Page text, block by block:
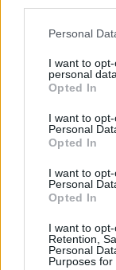
Personal
I want to
personal data.
Opted In
I want to
Personal
Opted In
I want to
Personal
Opted In
I want to
Retention,
Personal
Purposes for